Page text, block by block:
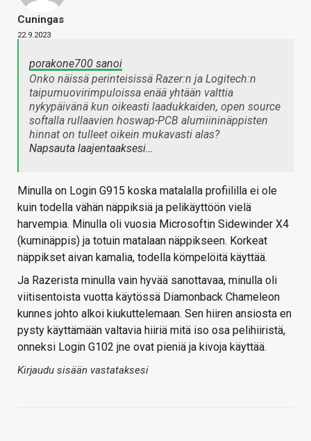
Cuningas
22.9.2023
porakone700 sanoi
Onko näissä perinteisissä Razer:n ja Logitech:n
taipumuovirimpuloissa enää yhtään valttia
nykypäivänä kun oikeasti laadukkaiden, open source
softalla rullaavien hoswap-PCB alumiininäppisten
hinnat on tulleet oikein mukavasti alas?
Napsauta laajentaaksesi…
Minulla on Login G915 koska matalalla profiililla ei ole
kuin todella vähän näppiksiä ja pelikäyttöön vielä
harvempia. Minulla oli vuosia Microsoftin Sidewinder X4
(kuminäppis) ja totuin matalaan näppikseen. Korkeat
näppikset aivan kamalia, todella kömpelöitä käyttää.
Ja Razerista minulla vain hyvää sanottavaa, minulla oli
viitisentoista vuotta käytössä Diamonback Chameleon
kunnes johto alkoi kiukuttelemaan. Sen hiiren ansiosta en
pysty käyttämään valtavia hiiriä mitä iso osa pelihiiristä,
onneksi Login G102 jne ovat pieniä ja kivoja käyttää.
Kirjaudu sisään vastataksesi